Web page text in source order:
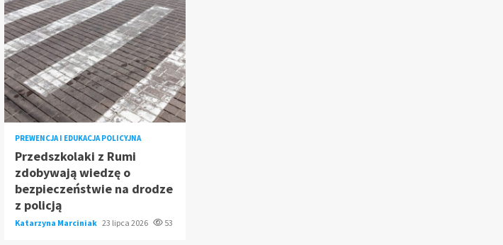
PREWENCJA I EDUKACJA POLICYJNA
Przedszkolaki z Rumi
zdobywają wiedzę o
bezpieczeństwie na drodze
z policją
Katarzyna Marciniak 23 lipca 2026 53